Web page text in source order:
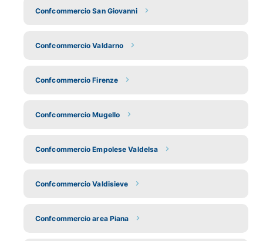
Confcommercio San Giovanni
Confcommercio Valdarno
Confcommercio Firenze
Confcommercio Mugello
Confcommercio Empolese Valdelsa
Confcommercio Valdisieve
Confcommercio area Piana